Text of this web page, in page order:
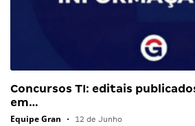
Concursos TI: editais
em…
Equipe Gran • 12 de Junho